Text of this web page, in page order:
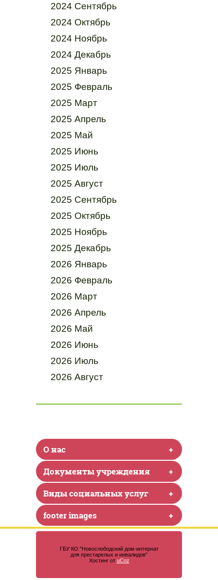
2024 Сентябрь
2024 Октябрь
2024 Ноябрь
2024 Декабрь
2025 Январь
2025 Февраль
2025 Март
2025 Апрель
2025 Май
2025 Июнь
2025 Июль
2025 Август
2025 Сентябрь
2025 Октябрь
2025 Ноябрь
2025 Декабрь
2026 Январь
2026 Февраль
2026 Март
2026 Апрель
2026 Май
2026 Июнь
2026 Июль
2026 Август
О нас +
Документы учреждения +
Виды социальных услуг +
footer images +
ГБУ КО "Новослободский дом-интернат
для престарелых и инвалидов"
Хостинг от uCoz